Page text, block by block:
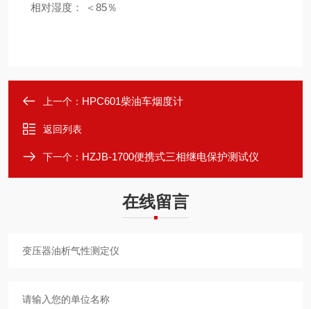
相对湿度： ＜85％
上一个： HPC601柴油车烟度计
返回列表
下一个： HZJB-1700便携式三相继电保护测试仪
在线留言